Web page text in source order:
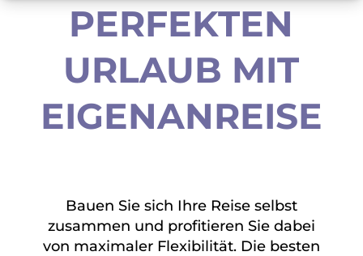
PERFEKTEN
URLAUB MIT
EIGENANREISE
Bauen Sie sich Ihre Reise selbst
zusammen und profitieren Sie dabei
von maximaler Flexibilität. Die besten